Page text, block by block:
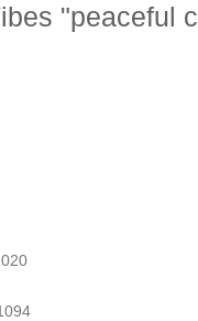
"peaceful